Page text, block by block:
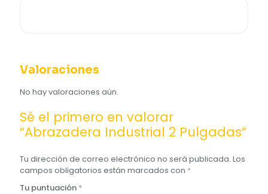
Valoraciones
No hay valoraciones aún.
Sé el primero en valorar
“Abrazadera Industrial 2 Pulgadas”
Tu dirección de correo electrónico no será publicada. Los
campos obligatorios están marcados con *
Tu puntuación *